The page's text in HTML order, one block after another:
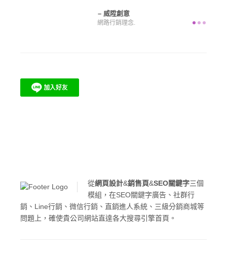
威陞創意
網路行銷理念.
從網頁設計&銷售頁&SEO關鍵字三個
模組，在SEO關鍵字廣告、社群行
銷、Line行銷、微信行銷、直銷進人系統、三級分銷商城等
問題上，確使貴公司網站直達各大搜尋引擎首頁。